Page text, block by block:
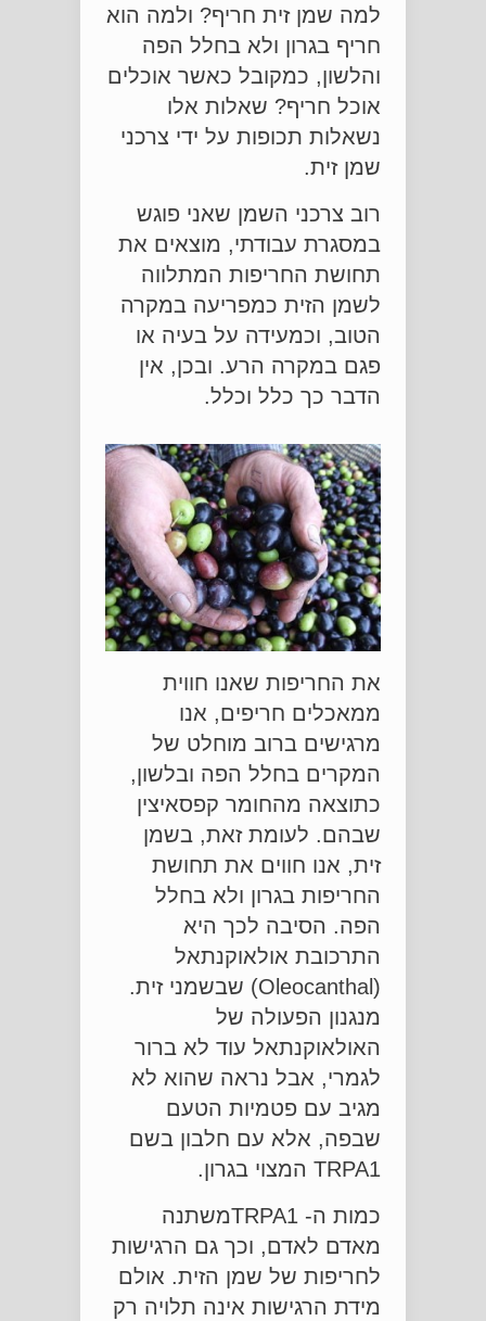
למה שמן זית חריף? ולמה הוא
חריף בגרון ולא בחלל הפה
והלשון, כמקובל כאשר אוכלים
אוכל חריף? שאלות אלו
נשאלות תכופות על ידי צרכני
שמן זית.
רוב צרכני השמן שאני פוגש
במסגרת עבודתי, מוצאים את
תחושת החריפות המתלווה
לשמן הזית כמפריעה במקרה
הטוב, וכמעידה על בעיה או
פגם במקרה הרע. ובכן, אין
הדבר כך כלל וכלל.
את החריפות שאנו חווית
ממאכלים חריפים, אנו
מרגישים ברוב מוחלט של
המקרים בחלל הפה ובלשון,
כתוצאה מהחומר קפסאיצין
שבהם. לעומת זאת, בשמן
זית, אנו חווים את תחושת
החריפות בגרון ולא בחלל
הפה. הסיבה לכך היא
התרכובת אולאוקנתאל
(Oleocanthal) שבשמני זית.
מנגנון הפעולה של
האולאוקנתאל עוד לא ברור
לגמרי, אבל נראה שהוא לא
מגיב עם פטמיות הטעם
שבפה, אלא עם חלבון בשם
TRPA1 המצוי בגרון.
כמות ה- TRPA1משתנה
מאדם לאדם, וכך גם הרגישות
לחריפות של שמן הזית. אולם
מידת הרגישות אינה תלויה רק